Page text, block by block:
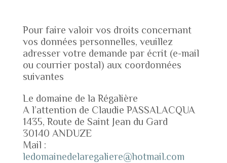
Pour faire valoir vos droits concernant
vos données personnelles, veuillez
adresser votre demande par écrit (e-mail
ou courrier postal) aux coordonnées
suivantes
Le domaine de la Régalière
A l’attention de Claudie PASSALACQUA
1435, Route de Saint Jean du Gard
30140 ANDUZE
Mail :
ledomainedelaregaliere@hotmail.com